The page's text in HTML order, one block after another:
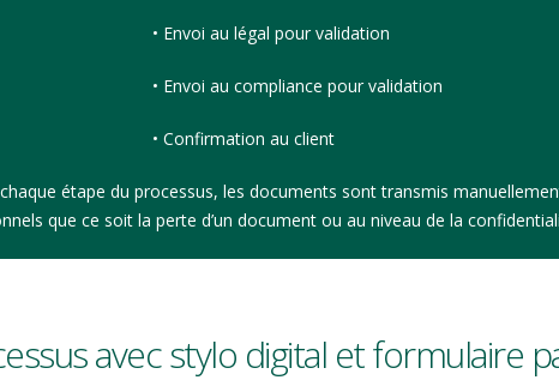
• Envoi au légal pour validation
• Envoi au compliance pour validation
• Confirmation au client
étape du processus, les documents sont transmis
que ce soit la perte d’un document ou au niveau de la
avec stylo digital et formulaire